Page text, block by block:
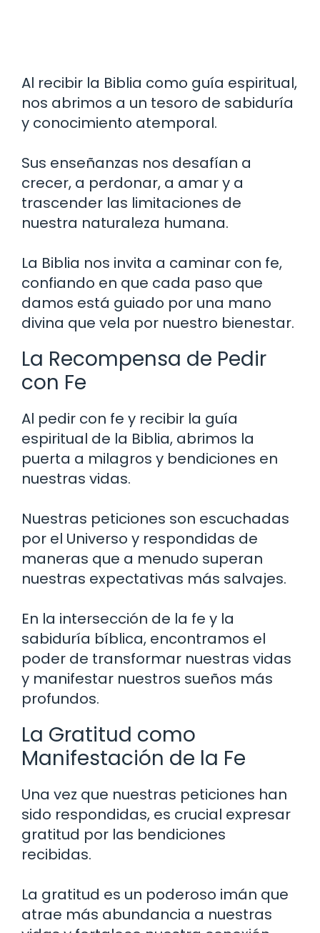
Al recibir la Biblia como guía espiritual,
nos abrimos a un tesoro de sabiduría
y conocimiento atemporal.
Sus enseñanzas nos desafían a
crecer, a perdonar, a amar y a
trascender las limitaciones de
nuestra naturaleza humana.
La Biblia nos invita a caminar con fe,
confiando en que cada paso que
damos está guiado por una mano
divina que vela por nuestro bienestar.
La Recompensa de Pedir
con Fe
Al pedir con fe y recibir la guía
espiritual de la Biblia, abrimos la
puerta a milagros y bendiciones en
nuestras vidas.
Nuestras peticiones son escuchadas
por el Universo y respondidas de
maneras que a menudo superan
nuestras expectativas más salvajes.
En la intersección de la fe y la
sabiduría bíblica, encontramos el
poder de transformar nuestras vidas
y manifestar nuestros sueños más
profundos.
La Gratitud como
Manifestación de la Fe
Una vez que nuestras peticiones han
sido respondidas, es crucial expresar
gratitud por las bendiciones
recibidas.
La gratitud es un poderoso imán que
atrae más abundancia a nuestras